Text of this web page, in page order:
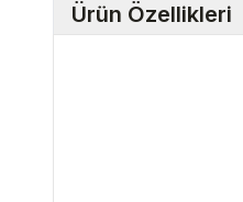
Ürün Özellikleri